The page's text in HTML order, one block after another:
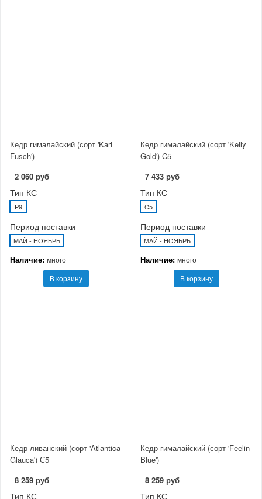
Кедр гималайский (сорт 'Karl
Fusch')
2 060 руб
Тип КС
P9
Период поставки
МАЙ - НОЯБРЬ
Наличие: много
В корзину
Кедр гималайский (сорт 'Kelly
Gold') C5
7 433 руб
Тип КС
C5
Период поставки
МАЙ - НОЯБРЬ
Наличие: много
В корзину
Кедр ливанский (сорт 'Atlantica
Glauca') С5
8 259 руб
Тип КС
Кедр гималайский (сорт 'Feelin
Blue')
8 259 руб
Тип КС